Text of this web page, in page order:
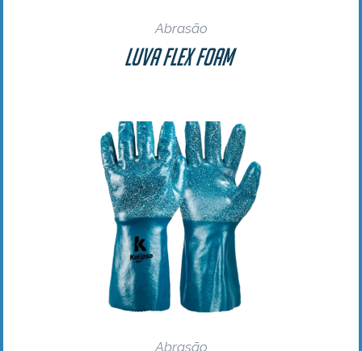
Abrasão
Luva Flex Foam
Abrasão